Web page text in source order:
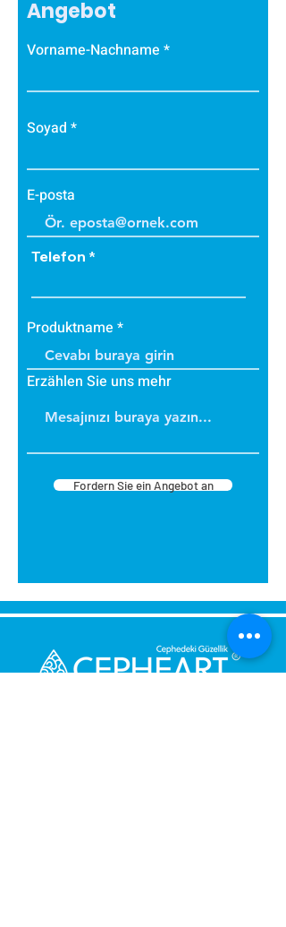
Angebot
Vorname-Nachname
Soyad
E-posta
Telefon
Produktname
Erzählen Sie uns mehr
Fordern Sie ein Angebot an